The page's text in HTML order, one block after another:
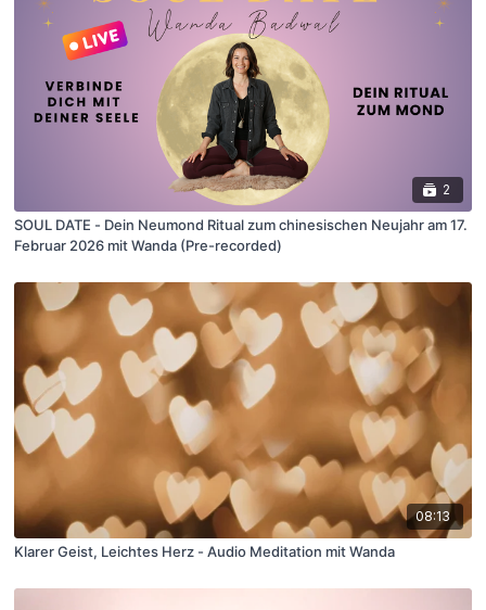
2
SOUL DATE - Dein Neumond Ritual zum chinesischen Neujahr am 17.
Februar 2026 mit Wanda (Pre-recorded)
08:13
Klarer Geist, Leichtes Herz - Audio Meditation mit Wanda